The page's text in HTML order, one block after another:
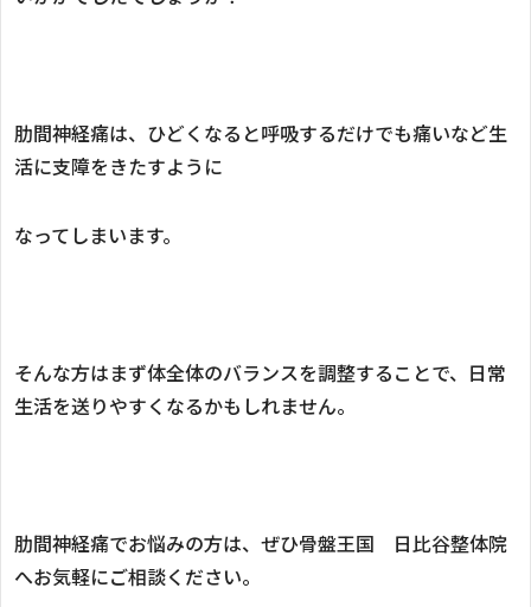
肋間神経痛は、ひどくなると呼吸するだけでも痛いなど生
活に支障をきたすように
なってしまいます。
そんな方はまず体全体のバランスを調整することで、日常
生活を送りやすくなるかもしれません。
肋間神経痛でお悩みの方は、ぜひ骨盤王国 日比谷整体院
へお気軽にご相談ください。